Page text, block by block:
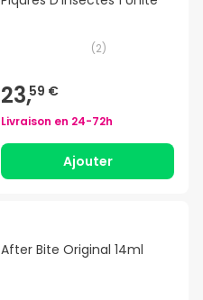
(2)
23,59 €
Livraison en 24-72h
Ajouter
After Bite Original 14ml